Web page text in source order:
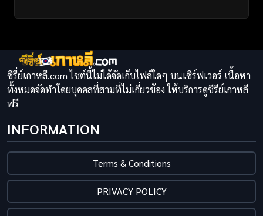
ซีรี่ย์เกาหลี.com ไซต์นี้ไม่ได้จัดเก็บไฟล์ใดๆ บนเซิร์ฟเวอร์ เนื้อหา
ทั้งหมดจัดทำโดยบุคคลที่สามที่ไม่เกี่ยวข้อง ให้บริการดูซีรีย์เกาหลี
ฟรี
INFORMATION
Terms & Conditions
PRIVACY POLICY